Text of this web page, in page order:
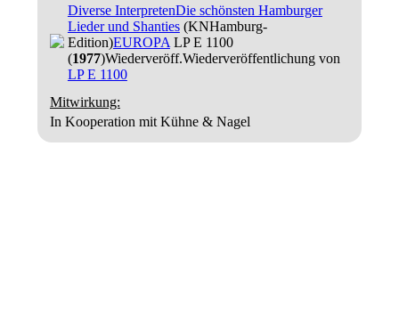
Diverse InterpretenDie schönsten Hamburger
Lieder und Shanties (KNHamburg-
Edition)EUROPA LP E 1100
(1977)Wiederveröff.Wiederveröffentlichung von
LP E 1100
Mitwirkung:
In Kooperation mit Kühne & Nagel